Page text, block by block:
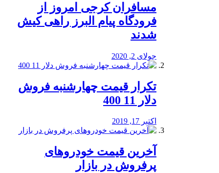
مسافران کرجی امروز از
فرودگاه پیام البرز راهی کیش
شدند
جولای 2, 2020
تکرار قیمت چهارشنبه فروش
دلار 11 400
اکتبر 17, 2019
آخرین قیمت خودرو‌های
پرفروش در بازار